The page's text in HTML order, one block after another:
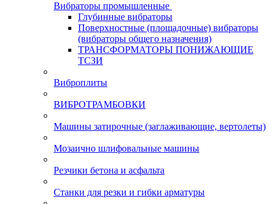
Вибраторы промышленные
Глубинные вибраторы
Поверхностные (площадочные) вибраторы
(вибраторы общего назначения)
ТРАНСФОРМАТОРЫ ПОНИЖАЮЩИЕ
ТСЗИ
Виброплиты
ВИБРОТРАМБОВКИ
Машины затирочные (заглаживающие, вертолеты)
Мозаично шлифовальные машины
Резчики бетона и асфальта
Станки для резки и гибки арматуры